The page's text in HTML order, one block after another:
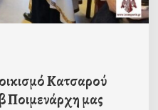
Κατσαρού
Ποιμενάρχη μας